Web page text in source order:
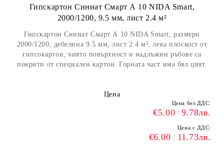
Гипскартон Синиат Смарт А 10 NIDA Smart,
2000/1200, 9.5 мм, лист 2.4 м²
Гипскартон Синиат Смарт А 10 NIDA Smart, размери
2000/1200, дебелина 9.5 мм, лист 2.4 м², лека плоскост от
гипсокартон, чиято повърхност и надлъжни ръбове са
покрити от специален картон. Горната част има бял цвят.
Цена
Цена без ДДС:
€5.00 9.78лв.
Цена с ДДС:
€6.00 11.73лв.